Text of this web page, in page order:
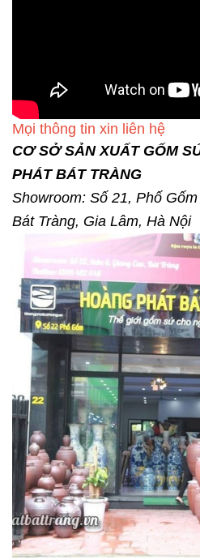
Mọi thông tin xin liên hệ
CƠ SỞ SẢN XUẤT GỐM
PHÁT BÁT TRÀNG
Showroom: Số 21, Phố
Bát Tràng, Gia Lâm, Hà Nội